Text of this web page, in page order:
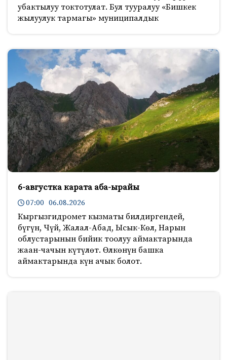
убактылуу токтотулат. Бул тууралуу «Бишкек
жылуулук тармагы» муниципалдык
6-августка карата аба-ырайы
07:00 06.08.2026
Кыргызгидромет кызматы билдиргендей,
бүгүн, Чүй, Жалал-Абад, Ысык-Көл, Нарын
облустарынын бийик тоолуу аймактарында
жаан-чачын күтүлөт. Өлкөнүн башка
аймактарында күн ачык болот.